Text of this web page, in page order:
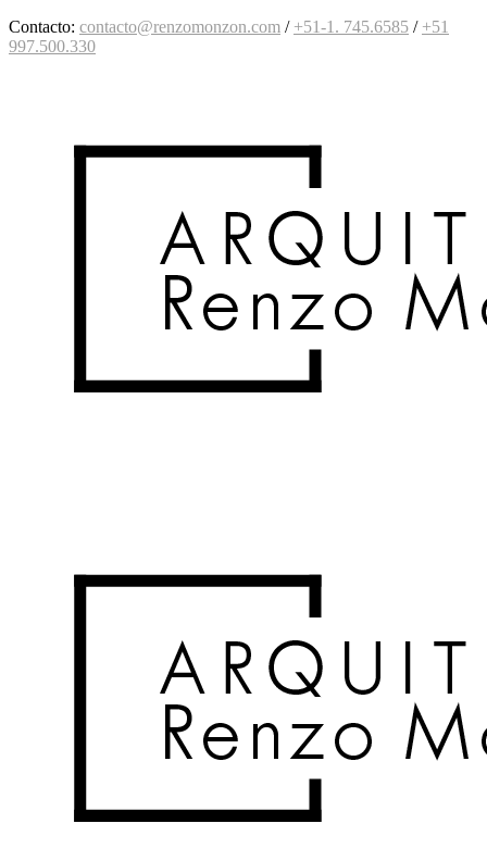
Contacto: contacto@renzomonzon.com / +51-1. 745.6585 / +51
997.500.330